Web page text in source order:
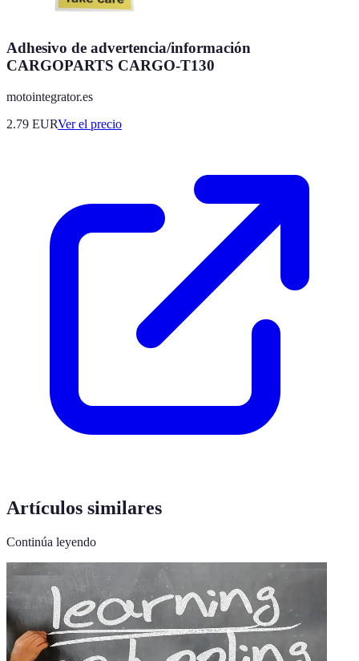
Adhesivo de advertencia/información
CARGOPARTS CARGO-T130
motointegrator.es
2.79 EURVer el precio
Artículos similares
Continúa leyendo